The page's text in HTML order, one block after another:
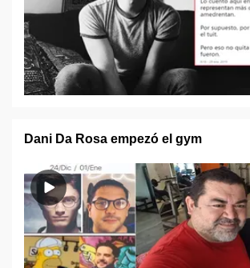
Dani Da Rosa empezó el gym